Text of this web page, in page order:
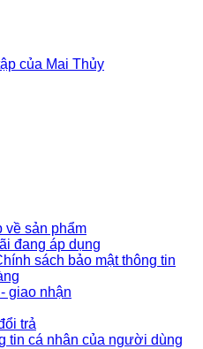
của Mai Thủy
về sản phẩm
đang áp dụng
sách bảo mật thông tin
giao nhận
trả
tin cá nhân của người dùng